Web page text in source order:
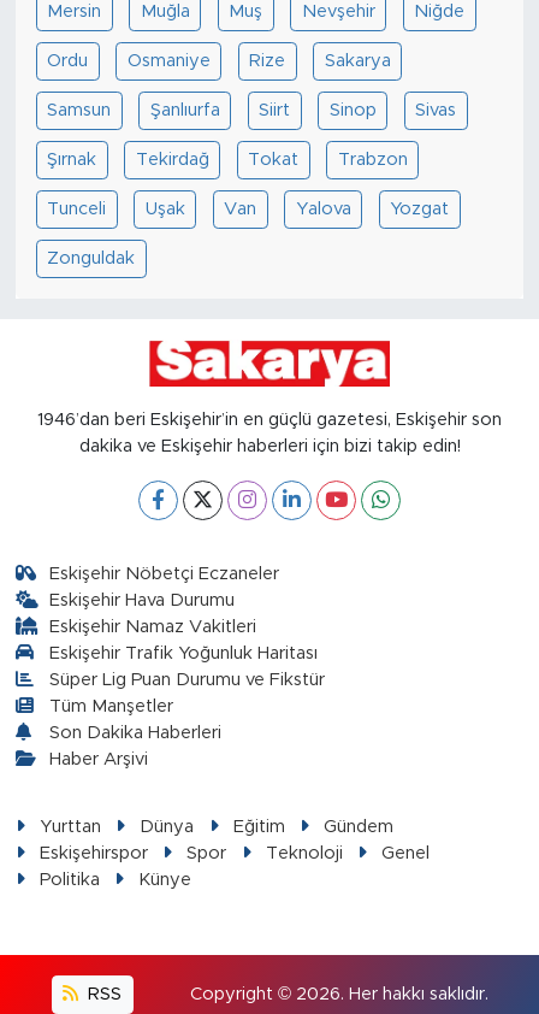
Mersin Muğla Muş Nevşehir Niğde
Ordu Osmaniye Rize Sakarya
Samsun Şanlıurfa Siirt Sinop Sivas
Şırnak Tekirdağ Tokat Trabzon
Tunceli Uşak Van Yalova Yozgat
Zonguldak
1946’dan beri Eskişehir’in en güçlü gazetesi, Eskişehir son
dakika ve Eskişehir haberleri için bizi takip edin!
Eskişehir Nöbetçi Eczaneler
Eskişehir Hava Durumu
Eskişehir Namaz Vakitleri
Eskişehir Trafik Yoğunluk Haritası
Süper Lig Puan Durumu ve Fikstür
Tüm Manşetler
Son Dakika Haberleri
Haber Arşivi
Yurttan Dünya Eğitim
Gündem
Eskişehirspor
Spor Teknoloji
Genel
Politika
Künye
RSS Copyright © 2026. Her hakkı saklıdır.